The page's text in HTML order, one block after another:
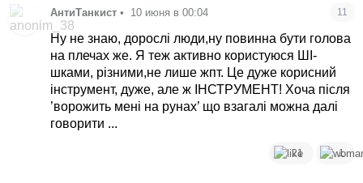
АнтиТанкист • 10 июня в 00:04 11
Ну не знаю, дорослі люди,ну повинна бути голова
на плечах же. Я теж активно користуюся ШІ-
шками, різними,не лише жпт. Це дуже корисний
інструмент, дуже, але ж ІНСТРУМЕНТ! Хоча після
’ворожить мені на рунах’ що взагалі можна далі
говорити ...
21 1